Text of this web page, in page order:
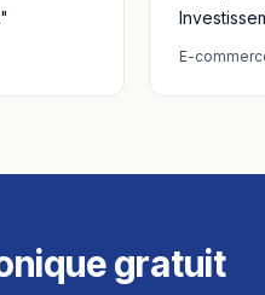
E-
gratuit